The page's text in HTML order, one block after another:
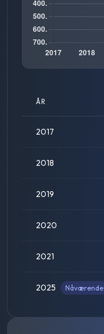
ÅR
2017
2018
2019
2020
2021
2025 Nåværende